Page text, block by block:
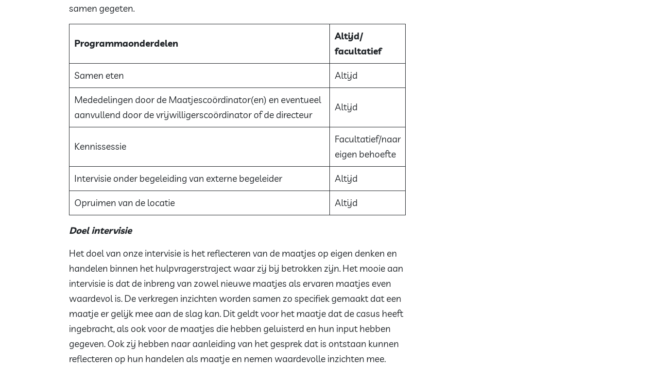
samen gegeten.
Programmaonderdelen
Altijd/
facultatief
Samen eten Altijd
Mededelingen door de Maatjescoördinator(en) en eventueel
aanvullend door de vrijwilligerscoördinator of de directeur
Altijd
Kennissessie
Facultatief/naar
eigen behoefte
Intervisie onder begeleiding van externe begeleider Altijd
Opruimen van de locatie Altijd
Doel intervisie
Het doel van onze intervisie is het reflecteren van de maatjes op eigen denken en
handelen binnen het hulpvragerstraject waar zij bij betrokken zijn. Het mooie aan
intervisie is dat de inbreng van zowel nieuwe maatjes als ervaren maatjes even
waardevol is. De verkregen inzichten worden samen zo specifiek gemaakt dat een
maatje er gelijk mee aan de slag kan. Dit geldt voor het maatje dat de casus heeft
ingebracht, als ook voor de maatjes die hebben geluisterd en hun input hebben
gegeven. Ook zij hebben naar aanleiding van het gesprek dat is ontstaan kunnen
reflecteren op hun handelen als maatje en nemen waardevolle inzichten mee.